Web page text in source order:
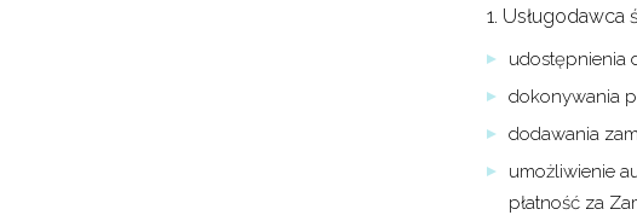
1.
udostępnienia
dokonywania
dodawania
umożliwienie
płatność za